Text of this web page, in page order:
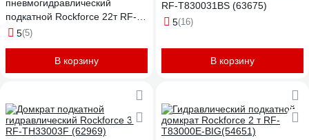
пневмогидравлический
подкатной Rockforce 22т RF-
1600-6 ST(62308)
5(5)
В корзину
RF-T830031BS (63675)
5(16)
В корзину